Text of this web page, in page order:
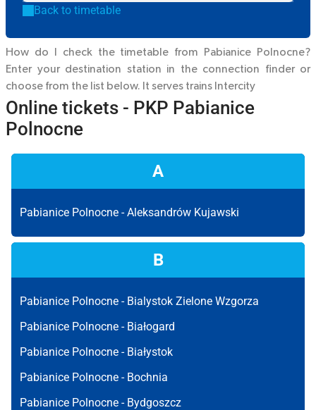
Back to timetable
How do I check the timetable from Pabianice Polnocne?
Enter your destination station in the connection finder or
choose from the list below. It serves trains Intercity
Online tickets - PKP Pabianice
Polnocne
A
Pabianice Polnocne -Aleksandrów Kujawski
B
Pabianice Polnocne - Bialystok Zielone Wzgorza
Pabianice Polnocne - Białogard
Pabianice Polnocne - Białystok
Pabianice Polnocne - Bochnia
Pabianice Polnocne - Bydgoszcz